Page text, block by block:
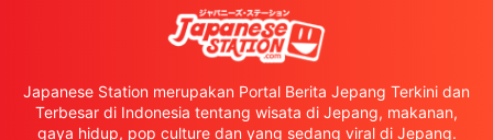
Japanese Station merupakan Portal Berita Jepang Terkini dan
Terbesar di Indonesia tentang wisata di Jepang, makanan,
gaya hidup, pop culture dan yang sedang viral di Jepang.